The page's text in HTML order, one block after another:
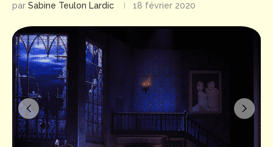
par Sabine Teulon Lardic 18 février 2020